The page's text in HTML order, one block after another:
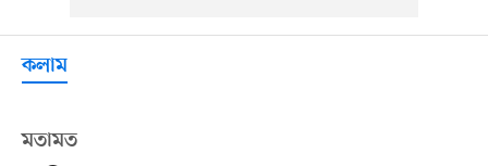
কলাম
মতামত